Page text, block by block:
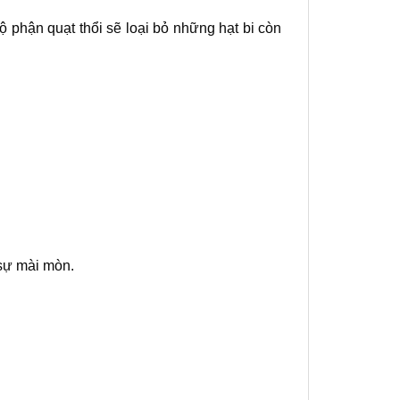
phận quạt thổi sẽ loại bỏ những hạt bi còn
mài mòn.